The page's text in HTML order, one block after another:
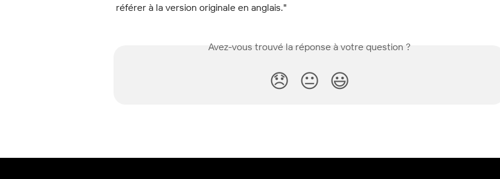
référer à la version originale en anglais."
Avez-vous trouvé la réponse à votre question ?
😞 😐 😃